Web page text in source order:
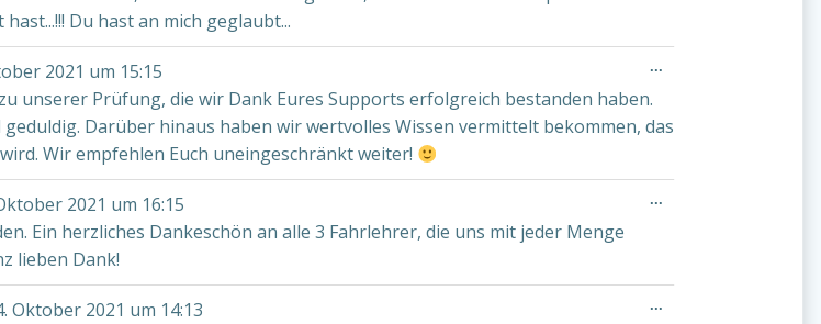
Du hast an mich geglaubt...
2021 um 15:15
unserer Prüfung, die wir Dank Eures Supports erfolgreich bestanden haben.
Darüber hinaus haben wir wertvolles Wissen vermittelt bekommen, das
Wir empfehlen Euch uneingeschränkt weiter!
...
2021 um 16:15
Ein herzliches Dankeschön an alle 3 Fahrlehrer, die uns mit jeder Menge
lieben Dank!
...
Oktober 2021 um 14:13
...